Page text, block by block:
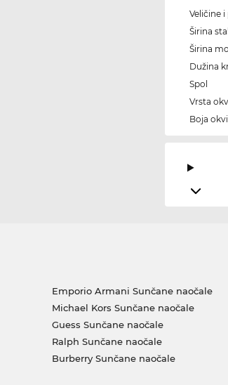
Veličine
Širina
Širina
Dužina
Spol
Vrsta
Boja
Emporio Armani Sunčane naočale
Michael Kors Sunčane naočale
Guess Sunčane naočale
Ralph Sunčane naočale
Burberry Sunčane naočale